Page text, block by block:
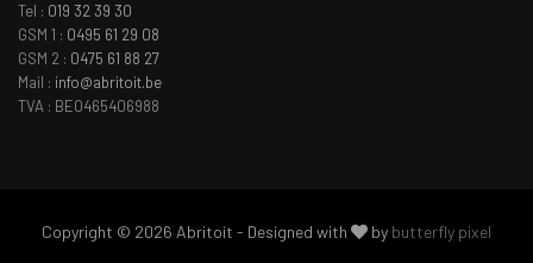
Tel : 019 32 39 30
GSM 1 : 0495 61 29 08
GSM 2 : 0475 61 88 27
Mail : info@abritoit.be
TVA : BE0465406988
Copyright © 2026 Abritoit - Designed with by butterfly pixel